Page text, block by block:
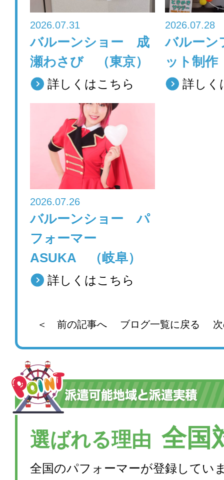
2026.07.31
バルーンショー 成
瀬わさび （東京）
詳しくはこちら
2026.07.28
バルーン
ット制
詳しく
2026.07.26
バルーンショー パ
フォーマー
ASUKA （岐阜）
詳しくはこちら
＜ 前の記事へ ブログ一覧に戻る
選ばれる理由 全国
全国のパフォーマーが登録してい